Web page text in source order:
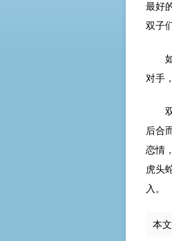
最好
双子
对手
后合
恋情
虎头
入。
本